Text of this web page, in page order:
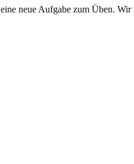
neue Aufgabe zum Üben.